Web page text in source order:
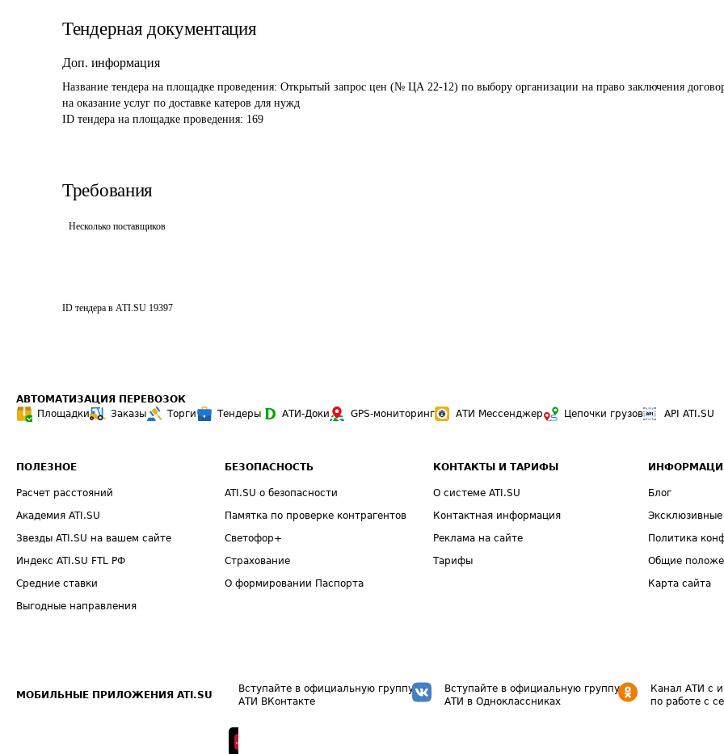
Тендерная документация
Доп. информация
Название тендера на площадке проведения: Открытый запрос цен (№ ЦА 22-12) по выбору организации на право заключения
на оказание услуг по доставке катеров для нужд
ID тендера на площадке проведения: 169
Требования
Несколько поставщиков
ID тендера в ATI.SU 19397
АВТОМАТИЗАЦИЯ ПЕРЕВОЗОК
Площадки
Заказы Торги Тендеры АТИ-Доки GPS-мониторинг АТИ Мессенджер Цепочки грузов API ATI.SU
ПОЛЕЗНОЕ
Расчет расстояний
Академия ATI.SU
Звезды ATI.SU на вашем сайте
Индекс ATI.SU FTL РФ
Средние ставки
Выгодные направления
БЕЗОПАСНОСТЬ
ATI.SU о безопасности
Памятка по проверке контрагентов
Светофор+
Страхование
О формировании Паспорта
КОНТАКТЫ И ТАРИФЫ
О системе ATI.SU
Контактная информация
Реклама на сайте
Тарифы
Блог
Политика
Общие
Карта сайта
МОБИЛЬНЫЕ ПРИЛОЖЕНИЯ ATI.SU
Вступайте в официальную группу
АТИ ВКонтакте
Вступайте в официальную группу
АТИ в Одноклассниках
Канал АТИ с
по работе с